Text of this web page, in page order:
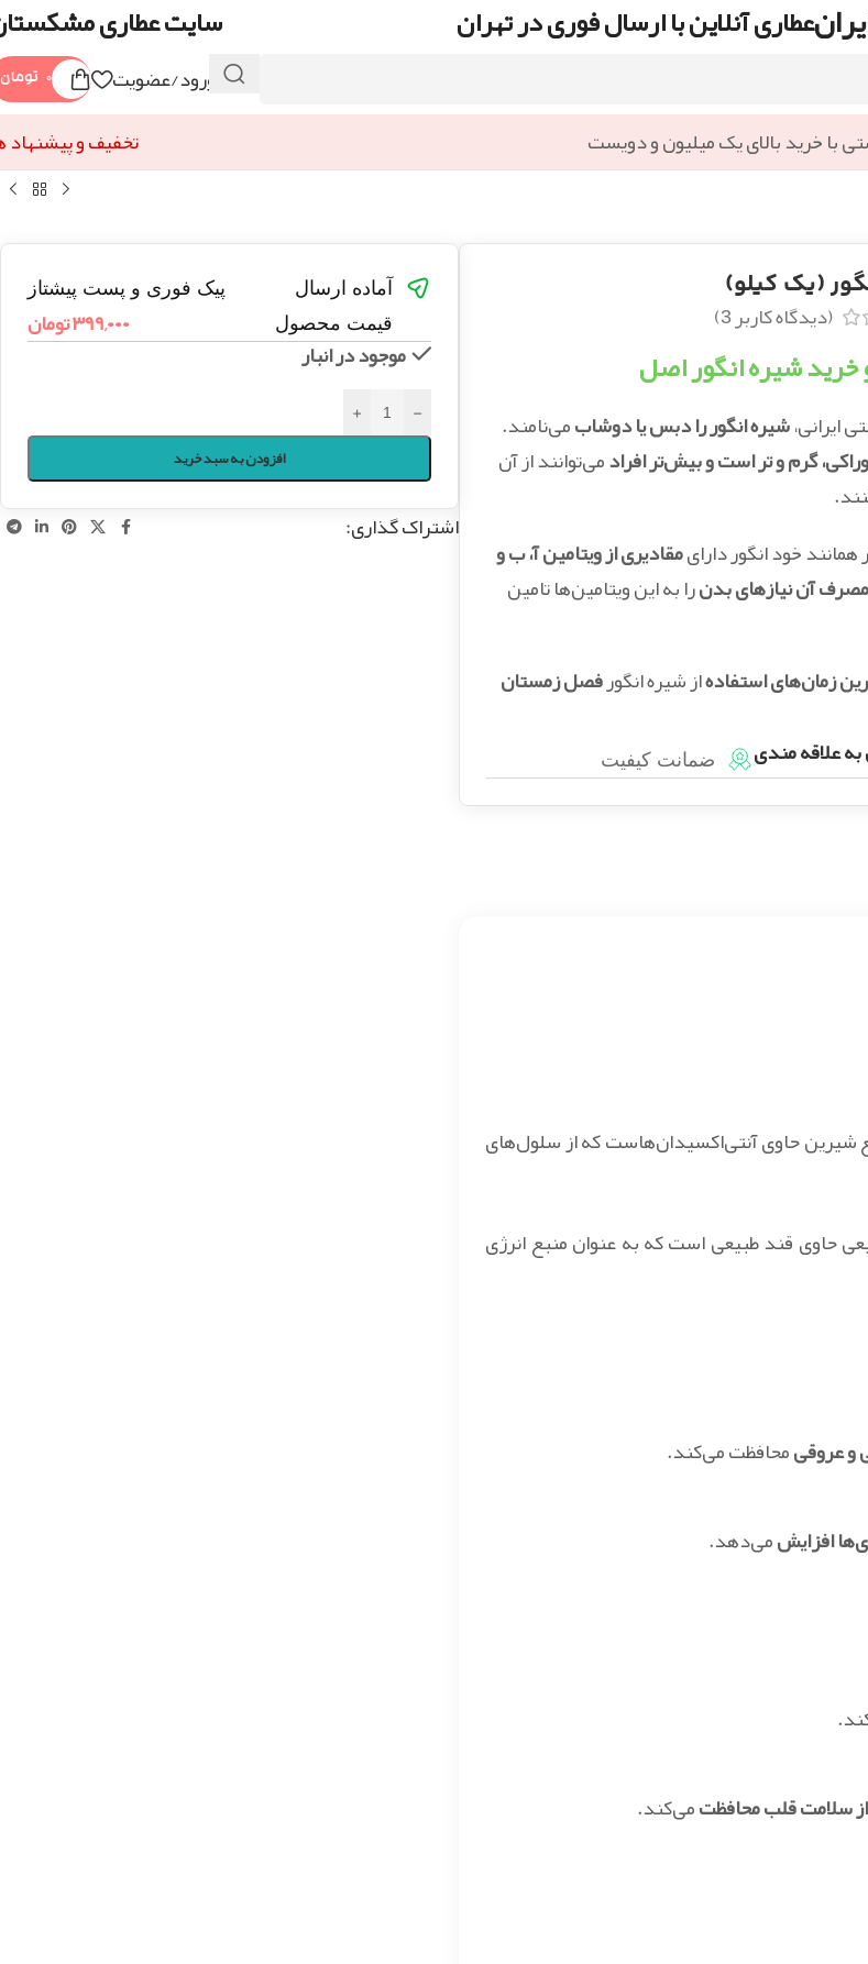
عطاری آنلاین با ارسال فوری در تهران سایت عطاری
ورود/عضویت ۰ تومان
با خرید بالای یک میلیون و دویست
تخفیف و پیشنهاد
(یک کیلو)
(دیدگاه کاربر3
)
شیره انگور اصل
ایرانی،شیره انگور را دبس یا دوشابمی‌نامند.
گرم و تر است و بیش‌تر افرادمی‌توانند از آن
همانند خود انگور دارایمقادیری از ویتامین آ، ب و
آن نیازهای بدنرا به این ویتامین‌ها تامین
زمان‌های استفادهاز شیره انگورفصل زمستان
علاقه مندی
ضمانت کیفیت
شیرین حاوی آنتی‌اکسیدان‌هاست که از سلول‌های
حاوی قند طبیعی است که به عنوان منبع انرژی
و عروقیمحافظت می‌کند.
می‌دهد.
سلامت قلب محافظتمی‌کند.
آماده ارسال
پیک فوری و پست پیشتاز
قیمت محصول
۳۹۹,۰۰۰تومان
موجود در انبار
-
+
افزودن به سبد خرید
اشتراک گذاری: